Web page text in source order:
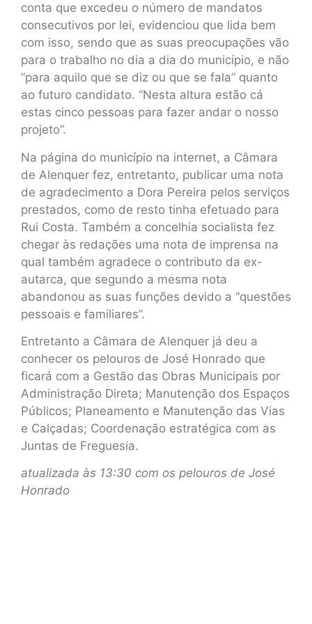
conta que excedeu o número de mandatos
consecutivos por lei, evidenciou que lida bem
com isso, sendo que as suas preocupações vão
para o trabalho no dia a dia do município, e não
“para aquilo que se diz ou que se fala” quanto
ao futuro candidato. “Nesta altura estão cá
estas cinco pessoas para fazer andar o nosso
projeto”.
Na página do município na internet, a Câmara
de Alenquer fez, entretanto, publicar uma nota
de agradecimento a Dora Pereira pelos serviços
prestados, como de resto tinha efetuado para
Rui Costa. Também a concelhia socialista fez
chegar às redações uma nota de imprensa na
qual também agradece o contributo da ex-
autarca, que segundo a mesma nota
abandonou as suas funções devido a “questões
pessoais e familiares”.
Entretanto a Câmara de Alenquer já deu a
conhecer os pelouros de José Honrado que
ficará com a Gestão das Obras Municipais por
Administração Direta; Manutenção dos Espaços
Públicos; Planeamento e Manutenção das Vias
e Calçadas; Coordenação estratégica com as
Juntas de Freguesia.
atualizada às 13:30 com os pelouros de José
Honrado